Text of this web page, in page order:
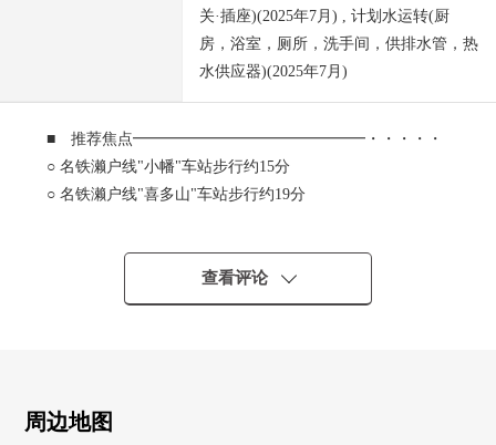
关·插座)(2025年7月) , 计划水运转(厨
房，浴室，厕所，洗手间，供排水管，热
水供应器)(2025年7月)
■ 推荐焦点━━━━━━━━━━━━━━━・・・・・
○ 名铁濑户线"小幡"车站步行约15分
○ 名铁濑户线"喜多山"车站步行约19分
○ 保护舒适的生活的防盗门系统
○ 步入式衣帽间存储空间充实
○ 张贴地板
查看评论
周边地图